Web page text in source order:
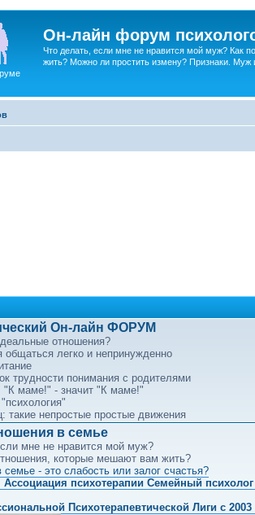
Он-лайн форум
Что делать, если мне не нравится мой муж? Как
жить? Можно ли простить измену? Признаки. Муж
Он-лайн ФОРУМ
отношения?
общаться легко и непринужденно
трудности понимания с родителями
"К маме!" - значит "К маме!"
такие непростые простые движения
в семье
мне не нравится мой муж?
которые мешают вам жить?
- это слабость или залог счастья?
Ассоциация психотерапии Семейный
Психотерапевтической Лиги с 2003